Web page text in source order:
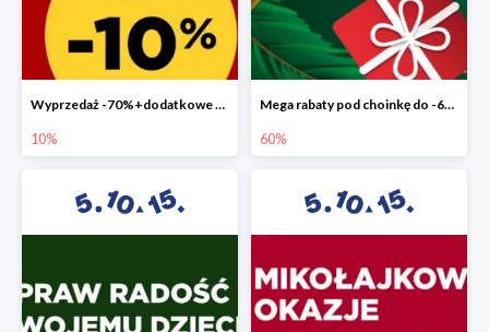
Wyprzedaż -70%+dodatkowe 10%
10%
Mega rabaty pod choinkę do -60%
60%